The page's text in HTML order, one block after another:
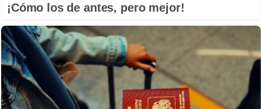
¡Cómo los de antes, pero mejor!